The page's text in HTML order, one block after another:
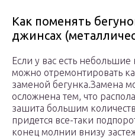
Как поменять
джинсах
Если у вас есть
можно отремонтировать
заменой бегунка.Замена
осложнена тем, что
зашита большим
придется все-таки
конец молнии внизу